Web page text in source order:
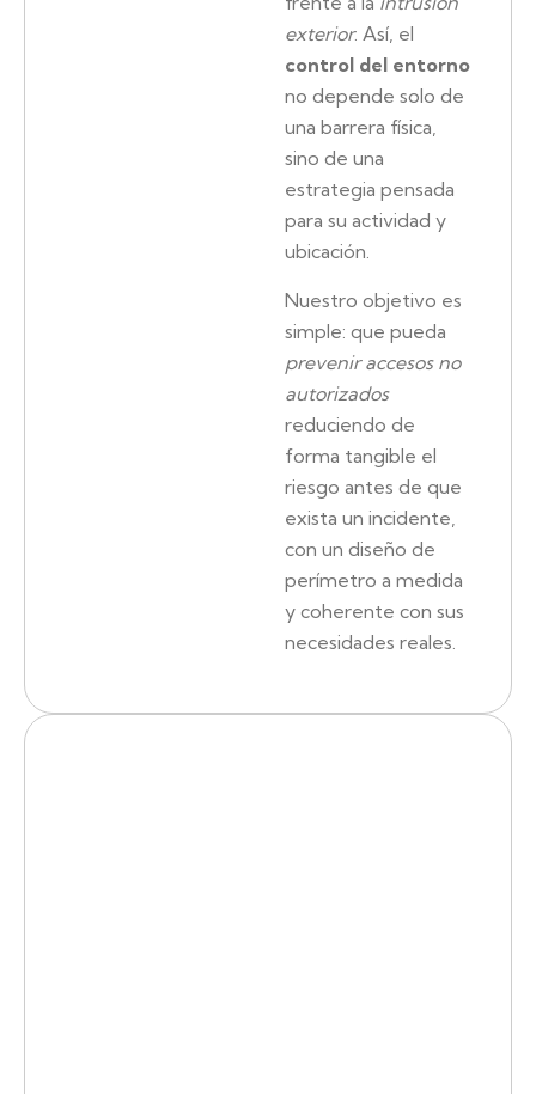
exterior. Así, el
control del entorno
no depende solo de
una barrera física,
sino de una
estrategia pensada
para su actividad y
ubicación.
Nuestro objetivo es
simple: que pueda
prevenir accesos no
autorizados
reduciendo de
forma tangible el
riesgo antes de que
exista un incidente,
con un diseño de
perímetro a medida
y coherente con sus
necesidades reales.